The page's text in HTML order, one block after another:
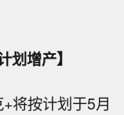
划增产】
将按计划于5月